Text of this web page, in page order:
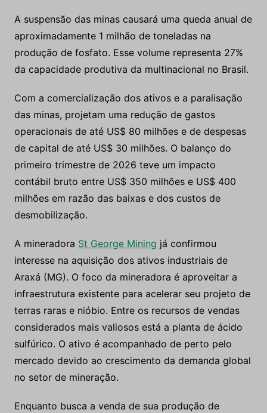
A suspensão das minas causará uma queda anual de
aproximadamente 1 milhão de toneladas na
produção de fosfato. Esse volume representa 27%
da capacidade produtiva da multinacional no Brasil.
Com a comercialização dos ativos e a paralisação
das minas, projetam uma redução de gastos
operacionais de até US$ 80 milhões e de despesas
de capital de até US$ 30 milhões. O balanço do
primeiro trimestre de 2026 teve um impacto
contábil bruto entre US$ 350 milhões e US$ 400
milhões em razão das baixas e dos custos de
desmobilização.
A mineradora St George Mining já confirmou
interesse na aquisição dos ativos industriais de
Araxá (MG). O foco da mineradora é aproveitar a
infraestrutura existente para acelerar seu projeto de
terras raras e nióbio. Entre os recursos de vendas
considerados mais valiosos está a planta de ácido
sulfúrico. O ativo é acompanhado de perto pelo
mercado devido ao crescimento da demanda global
no setor de mineração.
Enquanto busca a venda de sua produção de